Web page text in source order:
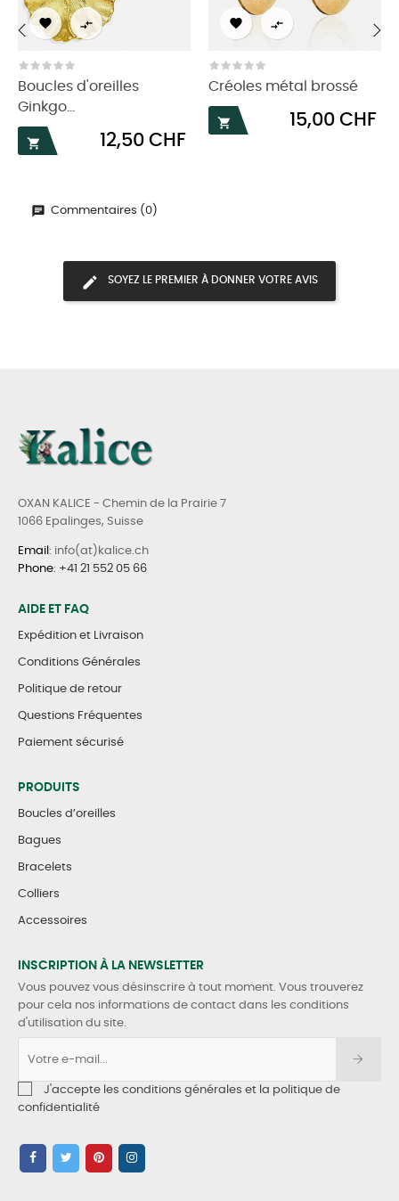
 
Boucles d'oreilles
Ginkgo...

Prix
12,50 CHF
 
Créoles métal brossé

Prix
15,00 CHF
‹
Commentaires (0)
SOYEZ LE PREMIER À DONNER VOTRE AVIS
OXAN KALICE - Chemin de la Prairie 7
1066 Epalinges, Suisse
Email : info(at)kalice.ch
Phone: +41 21 552 05 66
AIDE ET FAQ
Expédition et Livraison
Conditions Générales
Politique de retour
Questions Fréquentes
Paiement sécurisé
PRODUITS
Boucles d’oreilles
Bagues
Bracelets
Colliers
Accessoires
INSCRIPTION À LA NEWSLETTER
Vous pouvez vous désinscrire à tout moment. Vous trouverez
pour cela nos informations de contact dans les conditions
d'utilisation du site.
J'accepte les conditions générales et la politique de
confidentialité